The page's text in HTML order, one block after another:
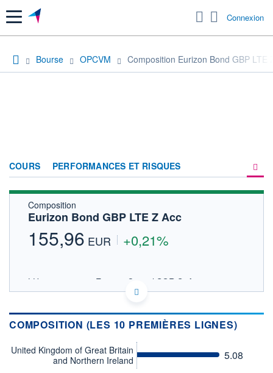
Menu Connexion
Bourse OPCVM Composition Eurizon Bond GBP LTE
COURS PERFORMANCES ET RISQUES
FORUM
Composition
Eurizon Bond GBP LTE Z Acc
155,96 EUR +0,21%
LU0335988746 - Eurizon Capital SGR SpA -
Luxembourg Branch
Consulter le prospectus / DIC
COMPOSITION (LES 10 PREMIÈRES LIGNES)
United Kingdom of Great Britain
and Northern Ireland
5.08